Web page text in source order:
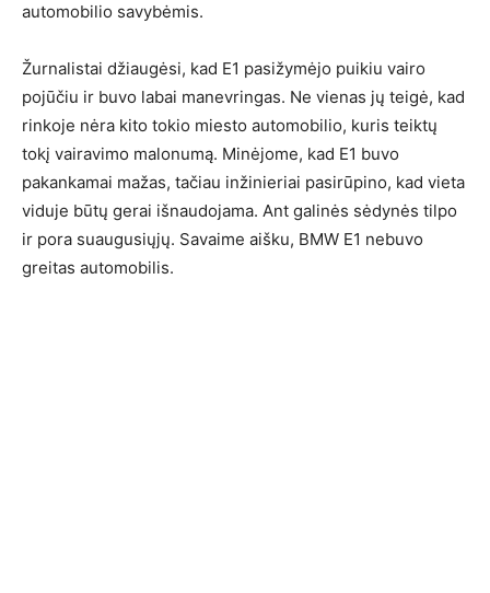
automobilio savybėmis.
Žurnalistai džiaugėsi, kad E1 pasižymėjo puikiu vairo
pojūčiu ir buvo labai manevringas. Ne vienas jų teigė, kad
rinkoje nėra kito tokio miesto automobilio, kuris teiktų
tokį vairavimo malonumą. Minėjome, kad E1 buvo
pakankamai mažas, tačiau inžinieriai pasirūpino, kad vieta
viduje būtų gerai išnaudojama. Ant galinės sėdynės tilpo
ir pora suaugusiųjų. Savaime aišku, BMW E1 nebuvo
greitas automobilis.